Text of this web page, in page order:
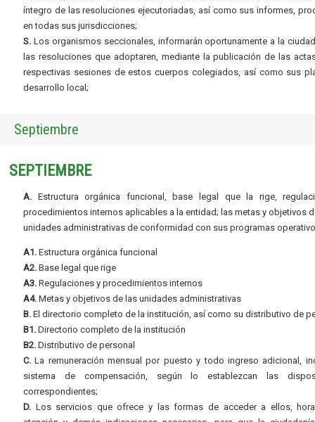
íntegro de las resoluciones ejecutoriadas, así como sus informes,
en todas sus jurisdicciones;
S. Los organismos seccionales, informarán oportunamente a la
las resoluciones que adoptaren, mediante la publicación de las
respectivas sesiones de estos cuerpos colegiados, así como sus
desarrollo local;
Septiembre
SEPTIEMBRE
A. Estructura orgánica funcional, base legal que la rige,
procedimientos internos aplicables a la entidad; las metas y objetivos
unidades administrativas de conformidad con sus programas
A1. Estructura orgánica funcional
A2. Base legal que rige
A3. Regulaciones y procedimientos internos
A4. Metas y objetivos de las unidades administrativas
B. El directorio completo de la institución, así como su distributivo de
B1. Directorio completo de la institución
B2. Distributivo de personal
C. La remuneración mensual por puesto y todo ingreso adicional,
sistema de compensación, según lo establezcan las
correspondientes;
D. Los servicios que ofrece y las formas de acceder a ellos,